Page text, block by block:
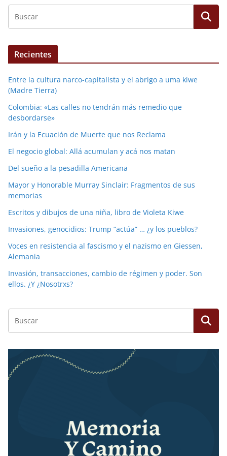
Recientes
Entre la cultura narco-capitalista y el abrigo a uma kiwe
(Madre Tierra)
Colombia: «Las calles no tendrán más remedio que
desbordarse»
Irán y la Ecuación de Muerte que nos Reclama
El negocio global: Allá acumulan y acá nos matan
Del sueño a la pesadilla Americana
Mayor y Honorable Murray Sinclair: Fragmentos de sus
memorias
Escritos y dibujos de una niña, libro de Violeta Kiwe
Invasiones, genocidios: Trump “actúa” … ¿y los pueblos?
Voces en resistencia al fascismo y el nazismo en Giessen,
Alemania
Invasión, transacciones, cambio de régimen y poder. Son
ellos. ¿Y ¿Nosotrxs?